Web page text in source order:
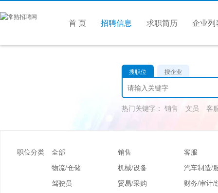
首 页 招聘信息 求职简历 企业列
搜职位 搜企业
热门关键字： 销售 文员 客
职位分类 全部 销售
客服
物流/仓储
机械/设备
汽车制造/
驾驶员
贸易/采购
财务/审计/